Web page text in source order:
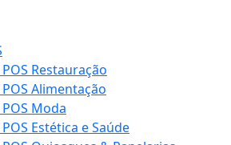
Restauração
Alimentação
Moda
Estética e Saúde